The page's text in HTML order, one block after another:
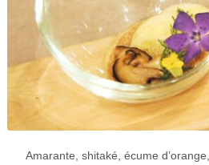
Amarante, shitaké, écume